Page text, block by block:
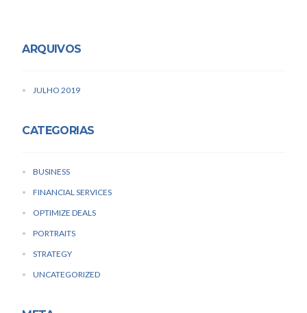
ARQUIVOS
JULHO 2019
CATEGORIAS
BUSINESS
FINANCIAL SERVICES
OPTIMIZE DEALS
PORTRAITS
STRATEGY
UNCATEGORIZED